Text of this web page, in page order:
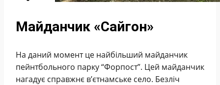
Майданчик «Сайгон»
На даний момент це найбільший майданчик
пейнтбольного парку “Форпост”. Цей майданчик
нагадує справжнє в’єтнамське село. Безліч